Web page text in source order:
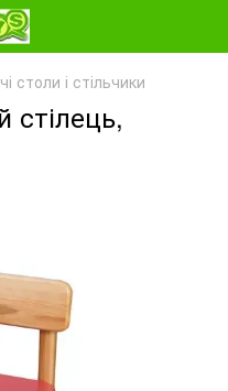
столи і стільчики
стілець,